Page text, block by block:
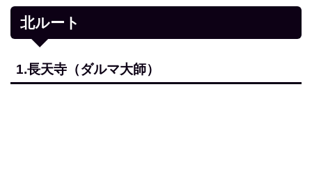
北ルート
1.長天寺（ダルマ大師）